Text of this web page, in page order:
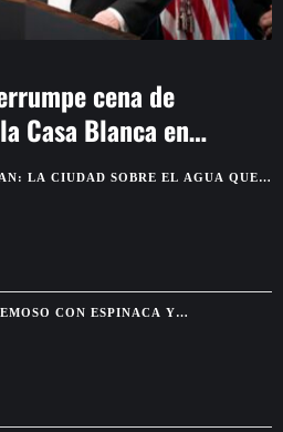
cena de
Casa Blanca en
LA CIUDAD SOBRE EL AGUA QUE
A LOS CONQUISTADORES
CON ESPINACA Y
PASTA FÁCIL CON SABOR DE